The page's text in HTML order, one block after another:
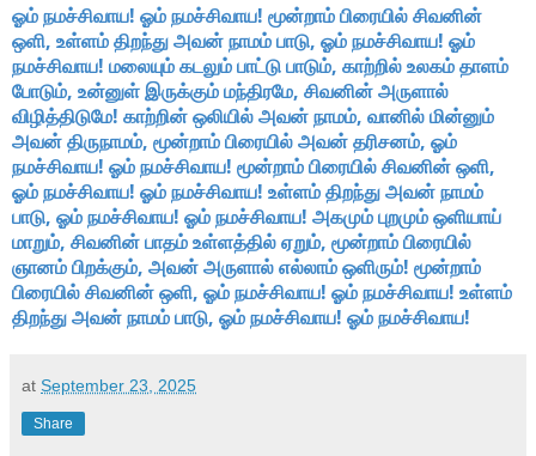
ஓம் நமச்சிவாய! ஓம் நமச்சிவாய! மூன்றாம் பிரையில் சிவனின்
ஒளி, உள்ளம் திறந்து அவன் நாமம் பாடு, ஓம் நமச்சிவாய! ஓம்
நமச்சிவாய! மலையும் கடலும் பாட்டு பாடும், காற்றில் உலகம் தாளம்
போடும், உன்னுள் இருக்கும் மந்திரமே, சிவனின் அருளால்
விழித்திடுமே! காற்றின் ஒலியில் அவன் நாமம், வானில் மின்னும்
அவன் திருநாமம், மூன்றாம் பிரையில் அவன் தரிசனம், ஓம்
நமச்சிவாய! ஓம் நமச்சிவாய! மூன்றாம் பிரையில் சிவனின் ஒளி,
ஓம் நமச்சிவாய! ஓம் நமச்சிவாய! உள்ளம் திறந்து அவன் நாமம்
பாடு, ஓம் நமச்சிவாய! ஓம் நமச்சிவாய! அகமும் புறமும் ஒளியாய்
மாறும், சிவனின் பாதம் உள்ளத்தில் ஏறும், மூன்றாம் பிரையில்
ஞானம் பிறக்கும், அவன் அருளால் எல்லாம் ஒளிரும்! மூன்றாம்
பிரையில் சிவனின் ஒளி, ஓம் நமச்சிவாய! ஓம் நமச்சிவாய! உள்ளம்
திறந்து அவன் நாமம் பாடு, ஓம் நமச்சிவாய! ஓம் நமச்சிவாய!
at September 23, 2025
Share